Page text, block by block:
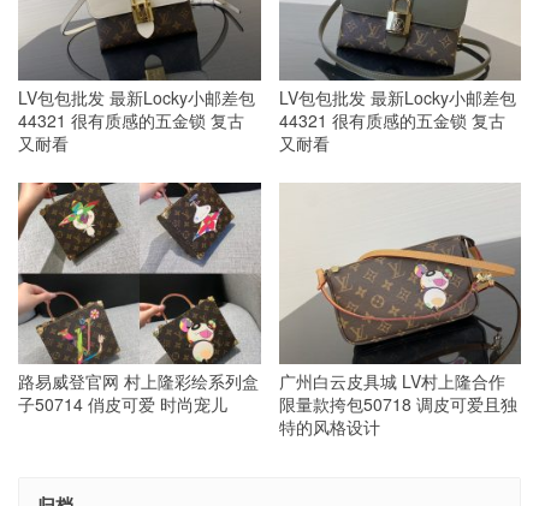
LV包包批发 最新Locky小邮差包
44321 很有质感的五金锁 复古
又耐看
LV包包批发 最新Locky小邮差包
44321 很有质感的五金锁 复古
又耐看
路易威登官网 村上隆彩绘系列盒
子50714 俏皮可爱 时尚宠儿
广州白云皮具城 LV村上隆合作
限量款挎包50718 调皮可爱且独
特的风格设计